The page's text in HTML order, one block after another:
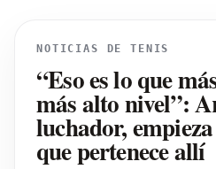
NOTICIAS DE TENIS
“Eso es lo que
más alto nivel”:
luchador,
que pertenece allí